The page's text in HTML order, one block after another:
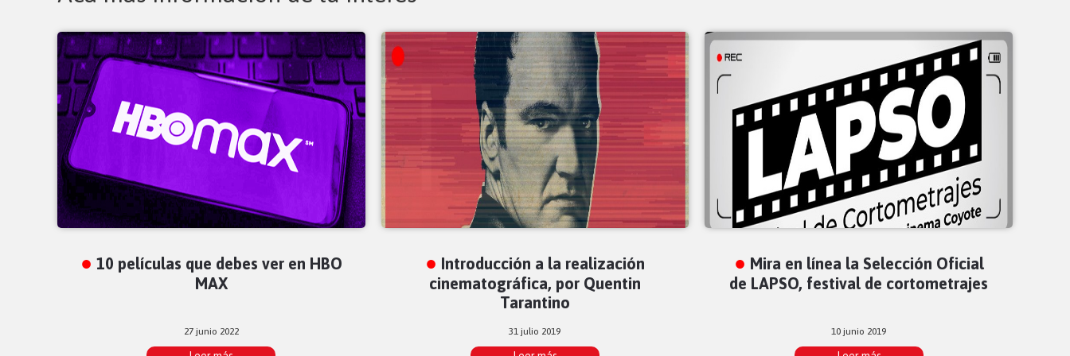
10 películas que debes ver en HBO
MAX
27 junio 2022
Introducción a la realización
cinematográfica, por Quentin
Tarantino
31 julio 2019
Mira en línea la Selección Oficial
de LAPSO, festival de cortometrajes
10 junio 2019